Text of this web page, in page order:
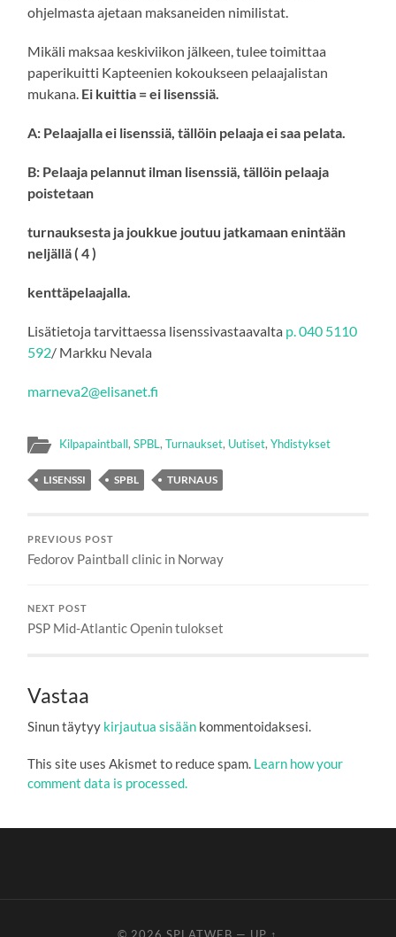
ohjelmasta ajetaan maksaneiden nimilistat.
Mikäli maksaa keskiviikon jälkeen, tulee toimittaa
paperikuitti Kapteenien kokoukseen pelaajalistan
mukana. Ei kuittia = ei lisenssiä.
A: Pelaajalla ei lisenssiä, tällöin pelaaja ei saa pelata.
B: Pelaaja pelannut ilman lisenssiä, tällöin pelaaja
poistetaan
turnauksesta ja joukkue joutuu jatkamaan enintään
neljällä ( 4 )
kenttäpelaajalla.
Lisätietoja tarvittaessa lisenssivastaavalta p. 040 5110
592/ Markku Nevala
marneva2@elisanet.fi
Kilpapaintball,SPBL,Turnaukset, Uutiset,Yhdistykset
LISENSSI SPBL TURNAUS
PREVIOUS POST
Fedorov Paintball clinic in Norway
NEXT POST
PSP Mid-Atlantic Openin tulokset
Vastaa
Sinun täytyy kirjautua sisään kommentoidaksesi.
This site uses Akismet to reduce spam. Learn how your
comment data is processed.
© 2026 SPLATWEB — UP ↑